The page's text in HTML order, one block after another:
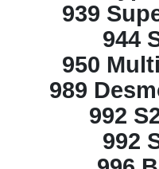
939
944
950
989
992
992